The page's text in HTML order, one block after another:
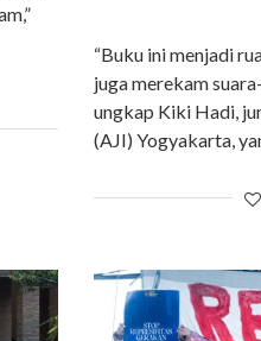
“Buku ini menjadi
juga merekam
ungkap Kiki Hadi,
(AJI) Yogyakarta,